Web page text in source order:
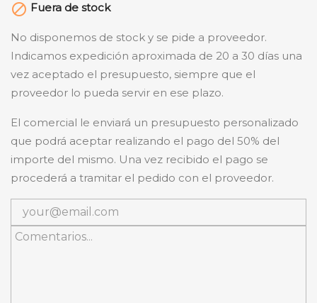
 Fuera de stock
No disponemos de stock y se pide a proveedor.
Indicamos expedición aproximada de 20 a 30 días una
vez aceptado el presupuesto, siempre que el
proveedor lo pueda servir en ese plazo.
El comercial le enviará un presupuesto personalizado
que podrá aceptar realizando el pago del 50% del
importe del mismo. Una vez recibido el pago se
procederá a tramitar el pedido con el proveedor.